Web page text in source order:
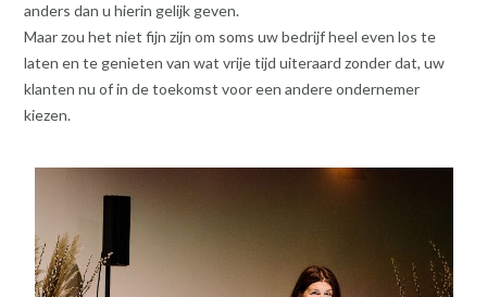
anders dan u hierin gelijk geven.
Maar zou het niet fijn zijn om soms uw bedrijf heel even los te
laten en te genieten van wat vrije tijd uiteraard zonder dat, uw
klanten nu of in de toekomst voor een andere ondernemer
kiezen.